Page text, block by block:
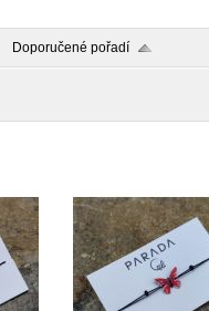
Doporučené pořadí